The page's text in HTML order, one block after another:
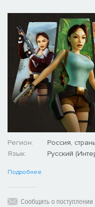
Регион:
Россия,
Язык:
Русский
Подробнее
Сообщить о поступлении